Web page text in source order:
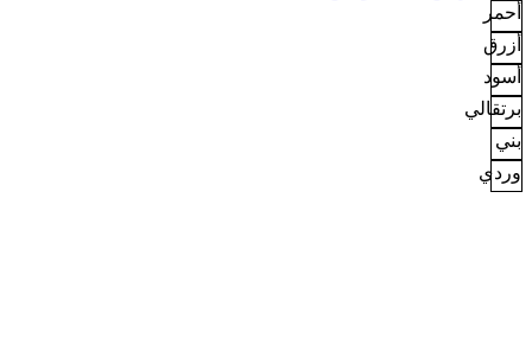
أحمر
أزرق
أسود
برتقالي
بني
وردي